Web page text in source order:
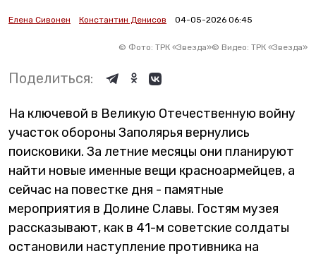
Елена Сивонен Константин Денисов 04-05-2026 06:45
© Фото: ТРК «Звезда»© Видео: ТРК «Звезда»
Поделиться:
На ключевой в Великую Отечественную войну
участок обороны Заполярья вернулись
поисковики. За летние месяцы они планируют
найти новые именные вещи красноармейцев, а
сейчас на повестке дня - памятные
мероприятия в Долине Славы. Гостям музея
рассказывают, как в 41-м советские солдаты
остановили наступление противника на